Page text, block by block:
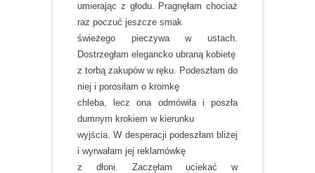
umierając z głodu. Pragnęłam chociaż
raz poczuć jeszcze smak
świeżego pieczywa w ustach.
Dostrzegłam elegancko ubraną kobietę
z torbą zakupów w ręku. Podeszłam do
niej i porosiłam o kromkę
chleba, lecz ona odmówiła i poszła
dumnym krokiem w kierunku
wyjścia. W desperacji podeszłam bliżej
i wyrwałam jej reklamówkę
z dłoni. Zaczęłam uciekać w